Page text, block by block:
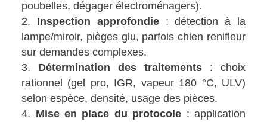
poubelles, dégager électroménagers).
Inspection approfondie: détection à la
lampe/miroir, pièges glu, parfois chien renifleur
sur demandes complexes.
Détermination des traitements : choix
rationnel (gel pro, IGR, vapeur 180 °C, ULV)
selon espèce, densité, usage des pièces.
Mise en place du protocole : application